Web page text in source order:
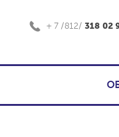
+ 7 /812/ 318 02